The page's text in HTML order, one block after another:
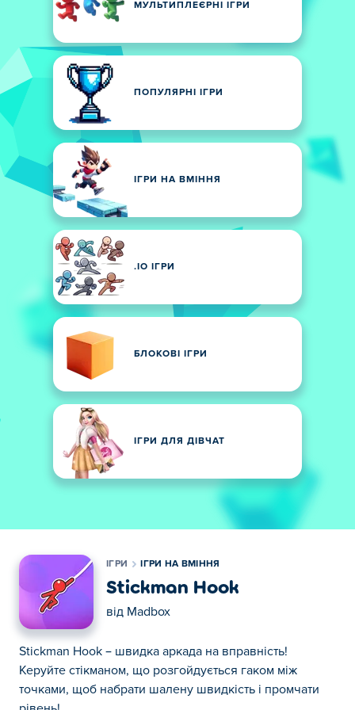
МУЛЬТИПЛЕЄРНІ ІГРИ
ПОПУЛЯРНІ ІГРИ
ІГРИ НА ВМІННЯ
.IO ІГРИ
БЛОКОВІ ІГРИ
ІГРИ ДЛЯ ДІВЧАТ
ІГРИ ІГРИ НА ВМІННЯ
Stickman Hook
від Madbox
Stickman Hook – швидка аркада на вправність!
Керуйте стікманом, що розгойдується гаком між
точками, щоб набрати шалену швидкість і промчати